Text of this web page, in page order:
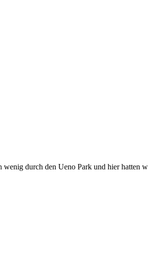
durch den Ueno Park und hier hatten